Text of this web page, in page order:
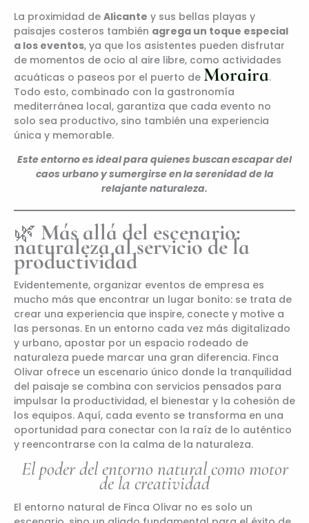
La proximidad de Alicante y sus bellas playas y
paisajes costeros también agrega un toque especial
a los eventos, ya que los asistentes pueden disfrutar
de momentos de ocio al aire libre, como actividades
acuáticas o paseos por el puerto de Moraira.
Todo esto, combinado con la gastronomía
mediterránea local, garantiza que cada evento no
solo sea productivo, sino también una experiencia
única y memorable.
Este entorno es ideal para quienes buscan escapar del
caos urbano y sumergirse en la serenidad de la
relajante naturaleza.​
🌿 Más allá del escenario:
naturaleza al servicio de la
productividad
Evidentemente, organizar eventos de empresa es
mucho más que encontrar un lugar bonito: se trata de
crear una experiencia que inspire, conecte y motive a
las personas. En un entorno cada vez más digitalizado
y urbano, apostar por un espacio rodeado de
naturaleza puede marcar una gran diferencia. Finca
Olivar ofrece un escenario único donde la tranquilidad
del paisaje se combina con servicios pensados para
impulsar la productividad, el bienestar y la cohesión de
los equipos. Aquí, cada evento se transforma en una
oportunidad para conectar con la raíz de lo auténtico
y reencontrarse con la calma de la naturaleza.
El poder del entorno natural como motor
de la creatividad
El entorno natural de Finca Olivar no es solo un